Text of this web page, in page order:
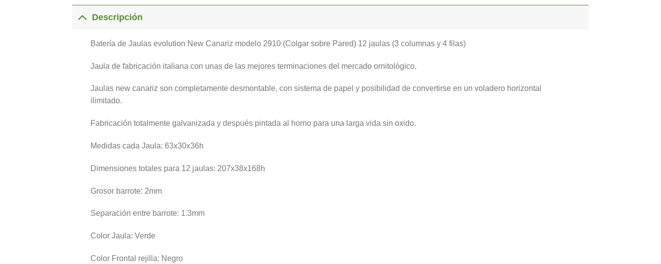
Descripción
Batería de Jaulas evolution New Canariz modelo 2910 (Colgar sobre Pared) 12 jaulas (3 columnas y 4 filas)
Jaula de fabricación italiana con unas de las mejores terminaciones del mercado ornitológico.
Jaulas new canariz son completamente desmontable, con sistema de papel y posibilidad de convertirse en un voladero horizontal
ilimitado.
Fabricación totalmente galvanizada y después pintada al horno para una larga vida sin oxido.
Medidas cada Jaula: 63x30x36h
Dimensiones totales para 12 jaulas: 207x38x168h
Grosor barrote: 2mm
Separación entre barrote: 1.3mm
Color Jaula: Verde
Color Frontal rejilla: Negro